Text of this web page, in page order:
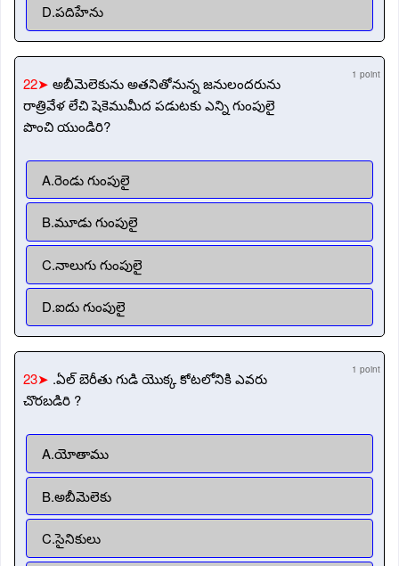
D.పదిహేను
22➤ అబీమెలెకును అతనితోనున్న జనులందరును
రాత్రివేళ లేచి షెకెముమీద పడుటకు ఎన్ని గుంపులై
పొంచి యుండిరి?
1 point
A.రెండు గుంపులై
B.మూడు గుంపులై
C.నాలుగు గుంపులై
D.ఐదు గుంపులై
23➤ .ఏల్ బెరీతు గుడి యొక్క కోటలోనికి ఎవరు
చొరబడిరి ?
1 point
A.యోతాము
B.అబీమెలెకు
C.సైనికులు